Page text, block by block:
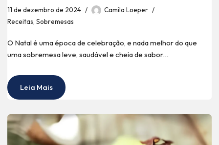
11 de dezembro de 2024
Camila Loeper
Receitas, Sobremesas
O Natal é uma época de celebração, e nada melhor do que
uma sobremesa leve, saudável e cheia de sabor…
Leia Mais